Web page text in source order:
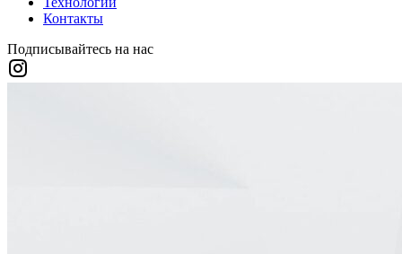
Контакты
Подписывайтесь на нас